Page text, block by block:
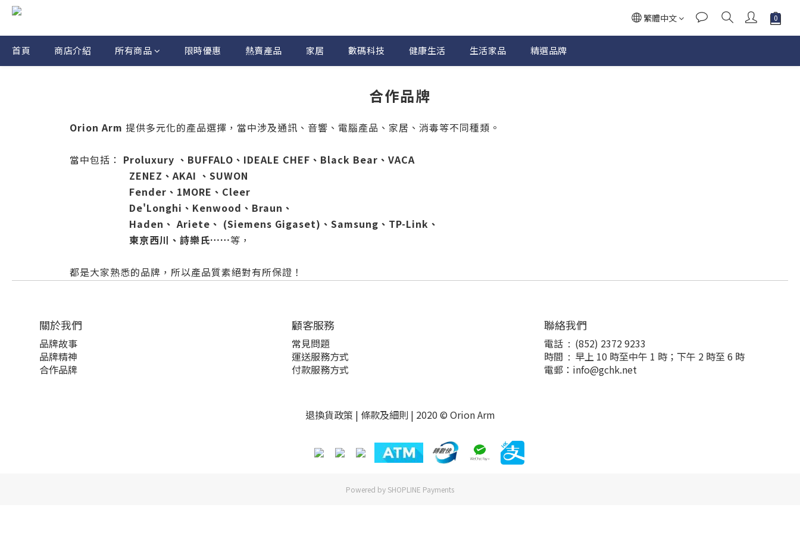
繁體中文
首頁 商店介紹 所有商品 限時優惠 熱賣產品 家居 數碼科技 健康生活 生活家品 精選品牌
合作品牌
Orion Arm 提供多元化的產品選擇，當中涉及通訊、音響、電腦產品、家居、消毒等不同種類。
當中包括： Proluxury 、 BUFFALO 、 IDEALE CHEF、Black Bear 、 VACA
ZENEZ、AKAI 、SUWON
Fender 、 1MORE 、 Cleer
De'Longhi、Kenwood、Braun、
Haden 、 Ariete 、 (Siemens Gigaset)、Samsung、TP-Link、
東京西川、詩樂氏……等，
都是大家熟悉的品牌，所以產品質素絕對有所保證！
關於我們
品牌故事
品牌精神
合作品牌
顧客服務
常見問題
運送服務方式
付款服務方式
聯絡我們
電話 : (852) 2372 9233
時間 : 早上 10 時至中午 1 時；下午 2 時至 6 時
電郵：info@gchk.net
退換貨政策 | 條款及細則 | 2020 © Orion Arm
Powered by SHOPLINE Payments